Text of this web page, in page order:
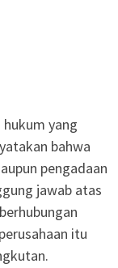
yang
bahwa
pengadaan
jawab atas
itu